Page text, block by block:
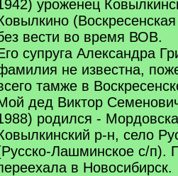
уроженец
вести во время ВОВ.
супруга Александра
не известна,
тамже в
дед Виктор
родился -
р-н, село
Лашминское с/п).
в Новосибирск.